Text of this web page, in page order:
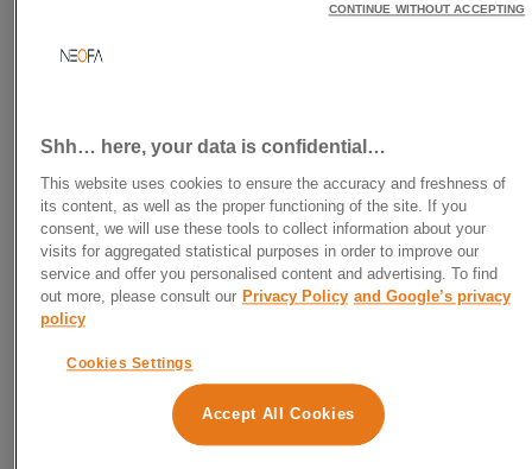
imposable ?
Défiscalisation
Défiscalisation immobilière
Défiscaliser avec l’immobilier ancien
Défiscalisation avec les FCPI
Girardin industriel
SCPI Denormandie
Défiscaliser avec un PER
Fiscalité des particuliers
Conseil en fiscalité internationale
Enveloppes fiscales
Fiscalité de l’assurance-vie
Fiscalité du PEA
Shh… here, your data is confidential…
This website uses cookies to ensure the accuracy and freshness of
its content, as well as the proper functioning of the site. If you
consent, we will use these tools to collect information about your
visits for aggregated statistical purposes in order to improve our
service and offer you personalised content and advertising. To find
out more, please consult our Privacy Policy and Google’s privacy
policy
Cookies Settings
Accept All Cookies
CONTINUE WITHOUT ACCEPTING